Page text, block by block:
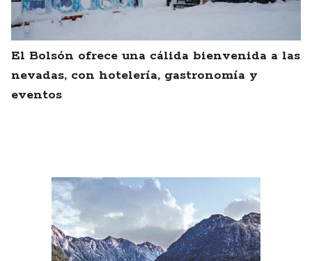
El Bolsón ofrece una cálida bienvenida a las
nevadas, con hotelería, gastronomía y
eventos